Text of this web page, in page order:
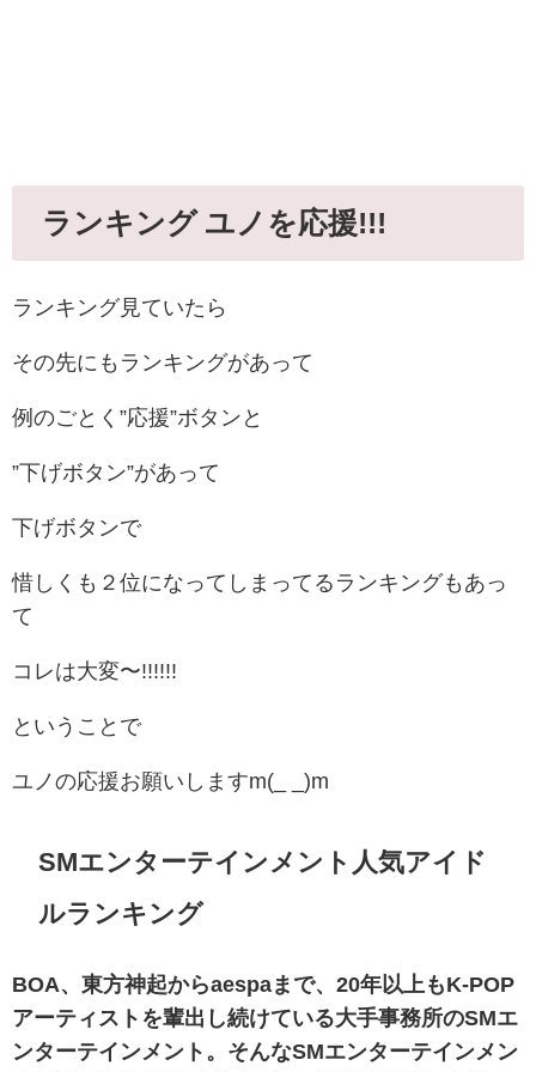
ランキング ユノを応援!!!
ランキング見ていたら
その先にもランキングがあって
例のごとく”応援”ボタンと
”下げボタン”があって
下げボタンで
惜しくも２位になってしまってるランキングもあっ
て
コレは大変〜!!!!!!
ということで
ユノの応援お願いしますm(_ _)m
SMエンターテインメント人気アイド
ルランキング
BOA、東方神起からaespaまで、20年以上もK-POP
アーティストを輩出し続けている大手事務所のSMエ
ンターテインメント。そんなSMエンターテインメン